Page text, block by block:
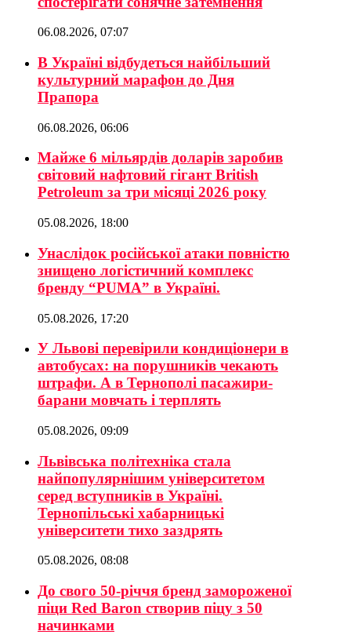
06.08.2026, 07:07
В Україні відбудеться найбільший
культурний марафон до Дня
Прапора
06.08.2026, 06:06
Майже 6 мільярдів доларів заробив
світовий нафтовий гігант British
Petroleum за три місяці 2026 року
05.08.2026, 18:00
Унаслідок російської атаки повністю
знищено логістичний комплекс
бренду “PUMA” в Україні.
05.08.2026, 17:20
У Львові перевірили кондиціонери в
автобусах: на порушників чекають
штрафи. А в Тернополі пасажири-
барани мовчать і терплять
05.08.2026, 09:09
Львівська політехніка стала
найпопулярнішим університетом
серед вступників в Україні.
Тернопільські хабарницькі
університети тихо заздрять
05.08.2026, 08:08
До свого 50-річчя бренд замороженої
піци Red Baron створив піцу з 50
начинками